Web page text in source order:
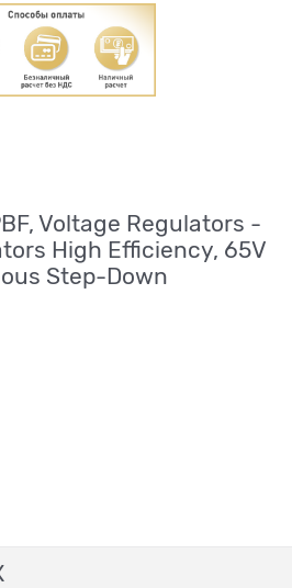
Voltage Regulators -
High Efficiency, 65V
Step-Down